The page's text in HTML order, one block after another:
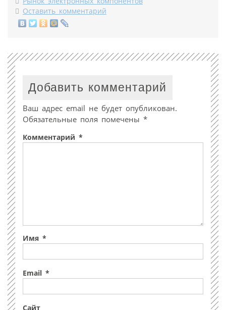
Оставить комментарий
Добавить комментарий
Ваш адрес email не будет опубликован.
Обязательные поля помечены *
Комментарий *
Имя *
Email *
Сайт